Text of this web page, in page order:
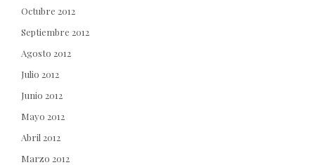
Octubre 2012
Septiembre 2012
Agosto 2012
Julio 2012
Junio 2012
Mayo 2012
Abril 2012
Marzo 2012